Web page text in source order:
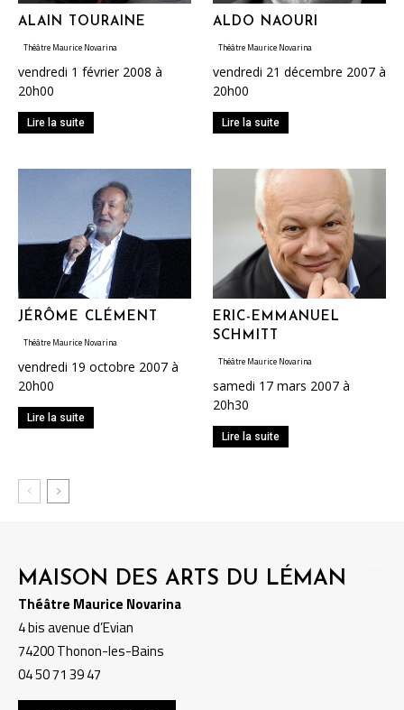
ALAIN TOURAINE
Théâtre Maurice Novarina
vendredi 1 février 2008 à
20h00
Lire la suite
ALDO NAOURI
Théâtre Maurice Novarina
vendredi 21 décembre 2007 à
20h00
Lire la suite
JÉRÔME CLÉMENT
Théâtre Maurice Novarina
vendredi 19 octobre 2007 à
20h00
Lire la suite
ERIC-EMMANUEL
SCHMITT
Théâtre Maurice Novarina
samedi 17 mars 2007 à
20h30
Lire la suite
MAISON DES ARTS DU LÉMAN
Théâtre Maurice Novarina
4 bis avenue d’Evian
74200 Thonon-les-Bains
04 50 71 39 47